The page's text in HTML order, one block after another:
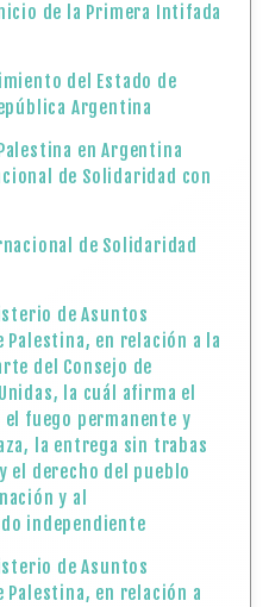
de la Primera Intifada
del Estado de
Argentina
en Argentina
de Solidaridad con
de Solidaridad
de Asuntos
en relación a la
del Consejo de
la cuál afirma el
fuego permanente y
la entrega sin trabas
el derecho del pueblo
y al
independiente
de Asuntos
Palestina, en relación a